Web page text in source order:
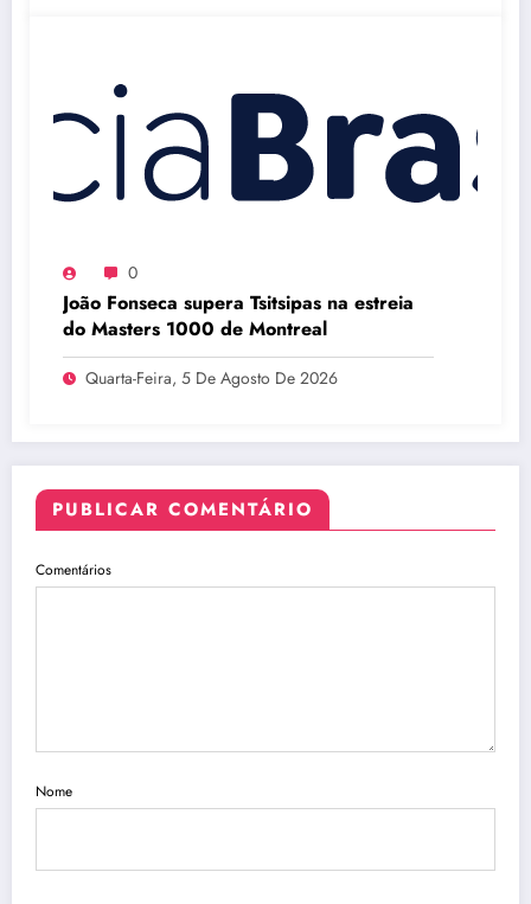
0
João Fonseca supera Tsitsipas na estreia
do Masters 1000 de Montreal
Quarta-Feira, 5 De Agosto De 2026
PUBLICAR COMENTÁRIO
Comentários
Nome